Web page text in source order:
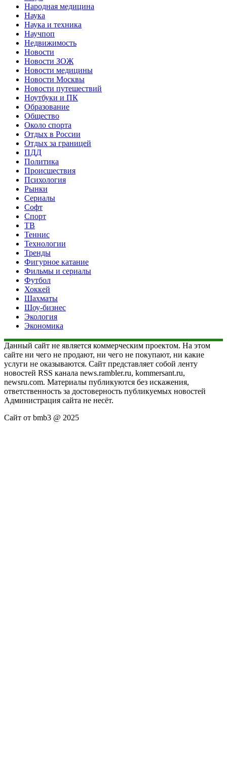
Народная медицина
Наука
Наука и техника
Научпоп
Недвижимость
Новости
Новости ЗОЖ
Новости медицины
Новости Москвы
Новости путешествий
Ноутбуки и ПК
Образование
Общество
Около спорта
Отдых в России
Отдых за границей
ПДД
Политика
Происшествия
Психология
Рынки
Сериалы
Софт
Спорт
ТВ
Теннис
Технологии
Тренды
Фигурное катание
Фильмы и сериалы
Футбол
Хоккей
Шахматы
Шоу-бизнес
Экология
Экономика
Данный сайт не является коммерческим проектом. На этом
сайте ни чего не продают, ни чего не покупают, ни какие
услуги не оказываются. Сайт представляет собой ленту
новостей RSS канала news.rambler.ru, kommersant.ru,
newsru.com. Материалы публикуются без искажения,
ответственность за достоверность публикуемых новостей
Администрация сайта не несёт.
Сайт от bmb3 @ 2025